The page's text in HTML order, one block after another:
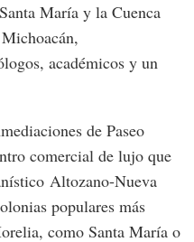
María y la Cuenca
académicos y un
de Paseo
comercial de lujo que
Altozano-Nueva
populares más
como Santa María o